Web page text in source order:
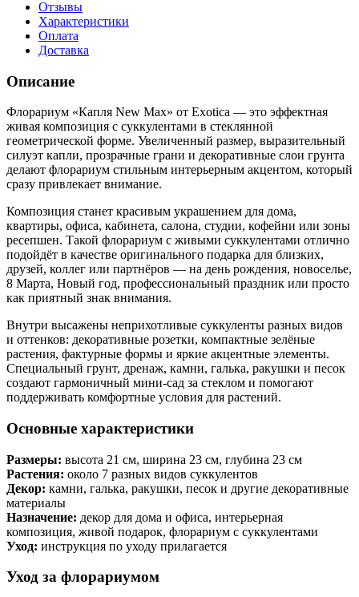
Отзывы
Характеристики
Оплата
Доставка
Описание
Флорариум «Капля New Max» от Exotica — это эффектная
живая композиция с суккулентами в стеклянной
геометрической форме. Увеличенный размер, выразительный
силуэт капли, прозрачные грани и декоративные слои грунта
делают флорариум стильным интерьерным акцентом, который
сразу привлекает внимание.
Композиция станет красивым украшением для дома,
квартиры, офиса, кабинета, салона, студии, кофейни или зоны
ресепшен. Такой флорариум с живыми суккулентами отлично
подойдёт в качестве оригинального подарка для близких,
друзей, коллег или партнёров — на день рождения, новоселье,
8 Марта, Новый год, профессиональный праздник или просто
как приятный знак внимания.
Внутри высажены неприхотливые суккуленты разных видов
и оттенков: декоративные розетки, компактные зелёные
растения, фактурные формы и яркие акцентные элементы.
Специальный грунт, дренаж, камни, галька, ракушки и песок
создают гармоничный мини-сад за стеклом и помогают
поддерживать комфортные условия для растений.
Основные характеристики
Размеры: высота 21 см, ширина 23 см, глубина 23 см
Растения: около 7 разных видов суккулентов
Декор: камни, галька, ракушки, песок и другие декоративные
материалы
Назначение: декор для дома и офиса, интерьерная
композиция, живой подарок, флорариум с суккулентами
Уход: инструкция по уходу прилагается
Уход за флорариумом